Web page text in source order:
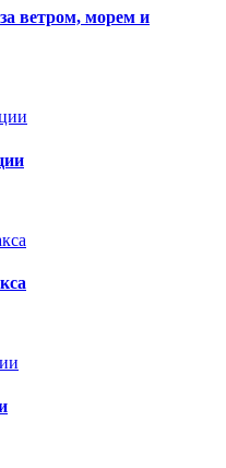
ветром, морем и